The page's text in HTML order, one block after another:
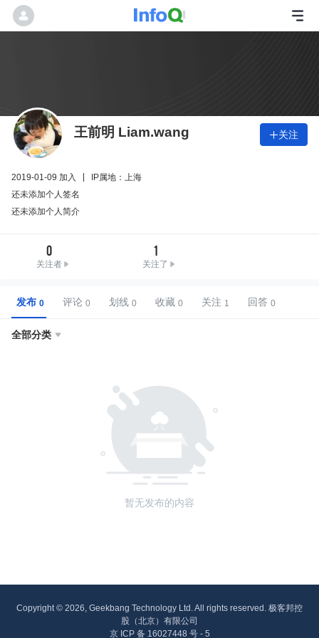
王前明 Liam.wang 关注
2019-01-09 加入
IP属地：上海
还未添加个人签名
还未添加个人简介
0
关注者
1
关注了
发布 评论 划线 收藏 关注 回答
全部分类 
暂无发布的内容
Copyright © 2026, Geekbang Technology Ltd. All rights reserved. 极客邦控
股（北京）有限公司
京 ICP 备 16027448 号 - 5